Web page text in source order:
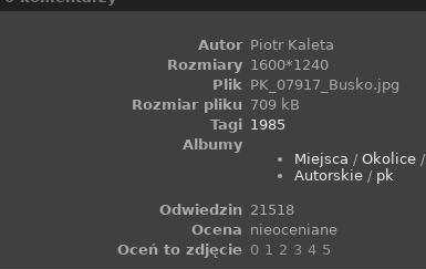
Autor Piotr Kaleta
Rozmiary 1600*1240
Plik PK_07917_Busko.jpg
Rozmiar pliku 709 kB
Tagi 1985
Albumy
Miejsca / Okolice/
Autorskie/ pk
Odwiedzin 21518
Ocena nieoceniane
Oceń to zdjęcie